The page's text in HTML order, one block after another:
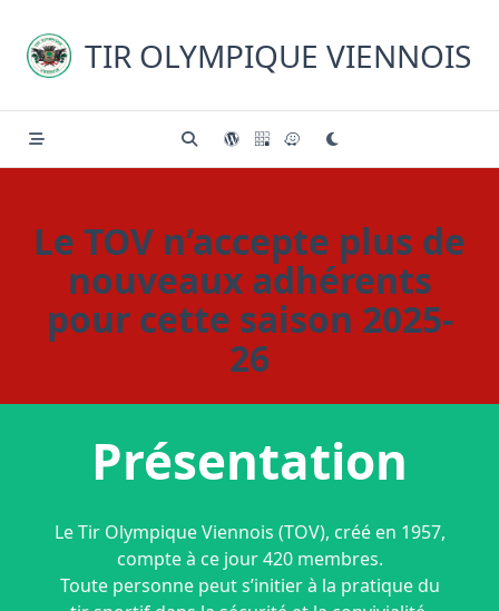
content
TIR OLYMPIQUE VIENNOIS
Le TOV n’accepte plus de
nouveaux adhérents
pour cette saison 2025-
26
Présentation
Le Tir Olympique Viennois (TOV), créé en 1957,
compte à ce jour 420 membres.
Toute personne peut s’initier à la pratique du